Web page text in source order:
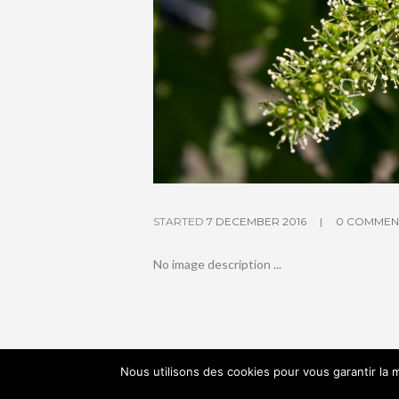
STARTED 7 DECEMBER 2016 0
No image description ...
Nous utilisons des cookies pour vous garantir